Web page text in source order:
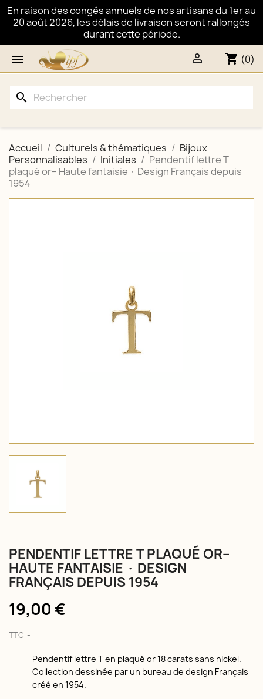
En raison des congés annuels de nos artisans du 1er au
20 août 2026, les délais de livraison seront rallongés
durant cette période.
 shopping_cart (0)

search
Accueil Culturels & thématiques
Bijoux
Personnalisables
Initiales
Pendentif lettre T
plaqué or– Haute fantaisie · Design Français depuis
1954
PENDENTIF LETTRE T PLAQUÉ OR–
HAUTE FANTAISIE · DESIGN
FRANÇAIS DEPUIS 1954
19,00 €
TTC
Pendentif lettre T en plaqué or 18 carats sans nickel.
Collection dessinée par un bureau de design Français
créé en 1954.